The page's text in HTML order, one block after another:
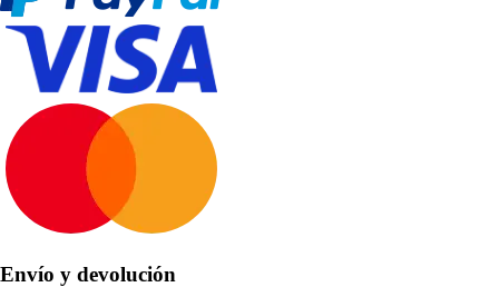
Envío y devolución